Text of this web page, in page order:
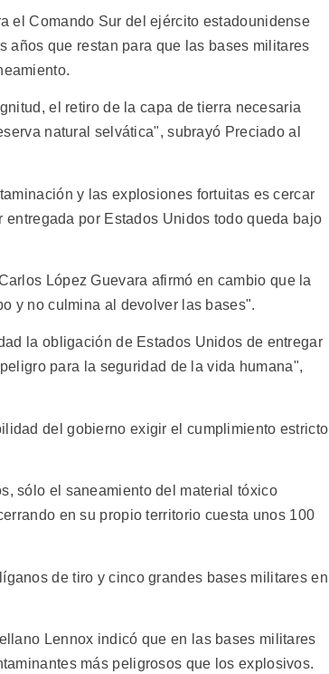
el Comando Sur del ejército estadounidense
años que restan para que las bases militares
el retiro de la capa de tierra necesaria
natural selvática", subrayó Preciado al
y las explosiones fortuitas es cercar
por Estados Unidos todo queda bajo
López Guevara afirmó en cambio que la
y no culmina al devolver las bases".
la obligación de Estados Unidos de entregar
para la seguridad de la vida humana",
del gobierno exigir el cumplimiento estricto
sólo el saneamiento del material tóxico
en su propio territorio cuesta unos 100
de tiro y cinco grandes bases militares en
Lennox indicó que en las bases militares
más peligrosos que los explosivos.